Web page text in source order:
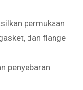
permukaan
dan flange
penyebaran